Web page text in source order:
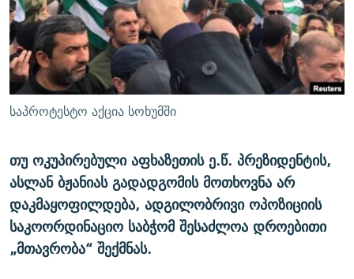
ᲛᲝᲚᲐᲞᲐᲠᲐᲙᲔ ᲢᲔᲥᲡᲢᲔᲑᲘ
ᲨᲘᲜ - ᲣᲪᲮᲝᲔᲗᲨᲘ
ᲚᲘᲢᲔᲠᲐᲢᲣᲠᲣᲚᲘ ᲬᲐᲮᲜᲐᲒᲔᲑᲘ
ᲐᲛᲔᲠᲘᲙᲣᲚᲘ ᲛᲝᲗᲮᲠᲝᲑᲐ
ᲩᲔᲛᲘ ᲡᲘᲙᲕᲓᲘᲚᲘᲡ ᲛᲘᲖᲔᲖᲘᲐ COVID-19
11 ᲬᲔᲚᲘ - 11 ᲐᲛᲑᲐᲕᲘ
ᲡᲐᲞᲐᲠᲚᲐᲛᲔᲜᲢᲝ ᲐᲠᲩᲔᲕᲜᲔᲑᲘᲡ ᲘᲡᲢᲝᲠᲘᲐ
ᲑᲐᲕᲨᲕᲔᲑᲘ ᲞᲠᲝᲡᲢᲘᲢᲣᲪᲘᲐᲨᲘ - ᲐᲛᲝᲣᲗᲥᲛᲔᲚᲘ ᲐᲛᲑᲐᲕᲘ
ᲐᲒᲕᲘᲡᲢᲝᲡ ᲝᲛᲘ
ПРИВЕТ ᲙᲣᲚᲢᲣᲠᲐ
ᲒᲐᲛᲝᲘᲬᲔᲠᲔ
რთე/რთ-ის ყველა საიტი
საპროტესტო აქცია სოხუმში
თუ ოკუპირებული აფხაზეთის ე.წ. პრეზიდენტის,
ასლან ბჟანიას გადადგომის მოთხოვნა არ
დაკმაყოფილდება, ადგილობრივი ოპოზიციის
საკოორდინაციო საბჭომ შესაძლოა დროებითი
„მთავრობა“ შექმნას.